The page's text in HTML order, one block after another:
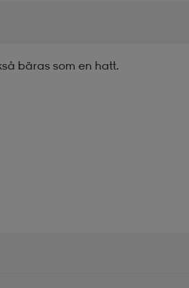
bäras som en hatt.